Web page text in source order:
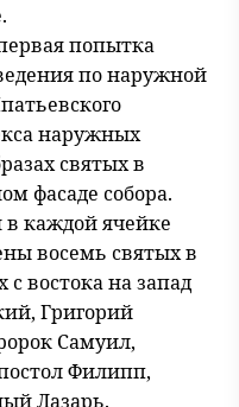
попытка
по наружной
наружных
святых в
фасаде собора.
каждой ячейке
восемь святых в
с востока на запад
Григорий
Самуил,
Филипп,
Лазарь.